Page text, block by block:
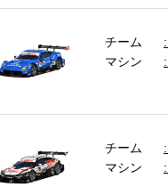
チーム
マシン
チーム
マシン